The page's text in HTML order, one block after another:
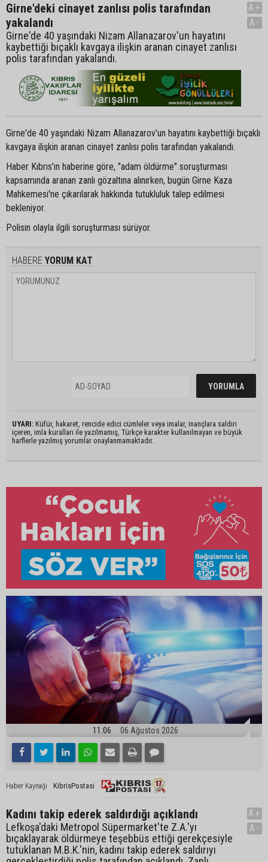
Girne'deki cinayet zanlısı polis tarafından
yakalandı
Girne'de 40 yaşındaki Nizam Allanazarov'un hayatını
kaybettiği bıçaklı kavgaya ilişkin aranan cinayet zanlısı
polis tarafından yakalandı.
A+
A-
Girne'de 40 yaşındaki Nizam Allanazarov'un hayatını kaybettiği bıçaklı
kavgaya ilişkin aranan cinayet zanlısı polis tarafından yakalandı.
Haber Kıbrıs'ın haberine göre, "adam öldürme" soruşturması
kapsamında aranan zanlı gözaltına alınırken, bugün Girne Kaza
Mahkemesi'ne çıkarılarak hakkında tutukluluk talep edilmesi
bekleniyor.
Polisin olayla ilgili soruşturması sürüyor.
HABERE YORUM KAT
UYARI: Küfür, hakaret, rencide edici cümleler veya imalar, inançlara saldırı
içeren, imla kuralları ile yazılmamış, Türkçe karakter kullanılmayan ve büyük
harflerle yazılmış yorumlar onaylanmamaktadır.
11:06 06 Ağustos 2026
Haber Kaynağı KibrisPostasi
Kadını takip ederek saldırdığı açıklandı
Lefkoşa'daki Metropol Süpermarket'te Z.A.'yı
bıçaklayarak öldürmeye teşebbüs ettiği gerekçesiyle
tutuklanan M.B.K.'nin, kadını takip ederek saldırıyı
A+
A-